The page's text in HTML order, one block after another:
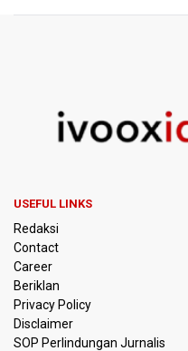
SEA V Cup 2026: Timnas
Lawan Vietnam 3-2
Kebakaran Landa
PSSI Evaluasi TImnas
Ditahan Imbang Singapura
Pemerintah Matangkan
Nasional
USEFUL LINKS
Redaksi
Contact
Career
Beriklan
Privacy Policy
Disclaimer
SOP Perlindungan Jurnalis